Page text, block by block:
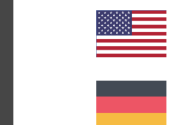
4.8
5/5